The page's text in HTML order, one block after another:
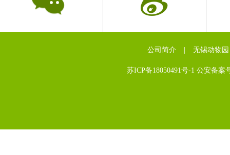
公司简介 无锡动物园
苏ICP备18050491号-1 公安备案